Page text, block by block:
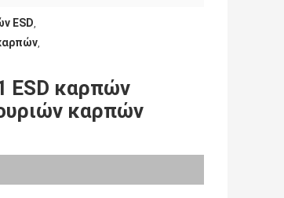
ESD,
,
ESD καρπών
καρπών